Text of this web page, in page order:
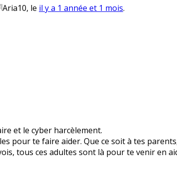
Aria10, le il y a 1 année et 1 mois.
et le cyber harcèlement.
pour te faire aider. Que ce soit à tes
tous ces adultes sont là pour te venir en